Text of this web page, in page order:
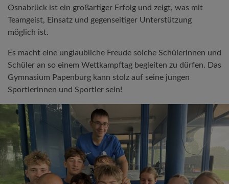
Osnabrück ist ein großartiger Erfolg und zeigt, was mit
Teamgeist, Einsatz und gegenseitiger Unterstützung
möglich ist.
Es macht eine unglaubliche Freude solche Schülerinnen und
Schüler an so einem Wettkampftag begleiten zu dürfen. Das
Gymnasium Papenburg kann stolz auf seine jungen
Sportlerinnen und Sportler sein!